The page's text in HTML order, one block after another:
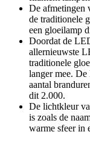
De afmetingen
de traditionele
een gloeilamp
Doordat de
allernieuwste
traditionele
langer mee.
aantal
dit 2.000.
De lichtkleur
is zoals de
warme sfeer in